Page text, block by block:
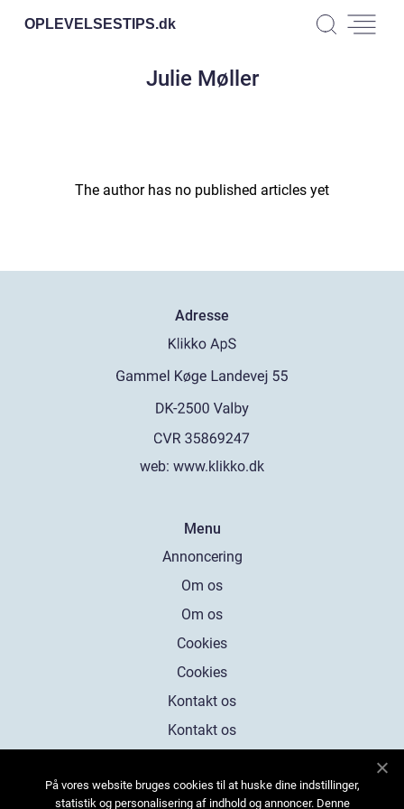
OPLEVELSESTIPS.dk
Julie Møller
The author has no published articles yet
Adresse
web: www.klikko.dk
Menu
Annoncering
Om os
Om os
Cookies
Cookies
Kontakt os
Kontakt os
Sitemap
På vores website bruges cookies til at huske dine indstillinger,
statistik og personalisering af indhold og annoncer. Denne